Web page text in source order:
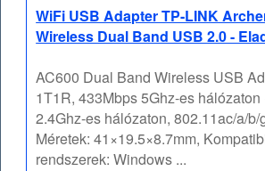
WiFi USB Adapter TP-LINK
Wireless Dual Band USB 2.0 -
AC600 Dual Band Wireless USB
1T1R, 433Mbps 5Ghz-es
2.4Ghz-es hálózaton, 802.11ac/a/b/
Méretek: 41×19.5×8.7mm,
rendszerek: Windows ...